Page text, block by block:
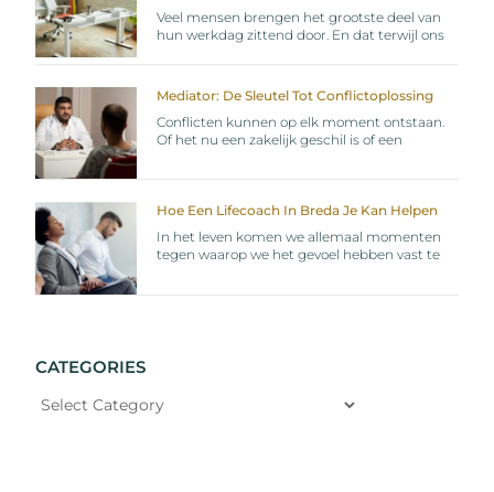
Veel mensen brengen het grootste deel van
hun werkdag zittend door. En dat terwijl ons
Mediator: De Sleutel Tot Conflictoplossing
Conflicten kunnen op elk moment ontstaan.
Of het nu een zakelijk geschil is of een
Hoe Een Lifecoach In Breda Je Kan Helpen
In het leven komen we allemaal momenten
tegen waarop we het gevoel hebben vast te
CATEGORIES